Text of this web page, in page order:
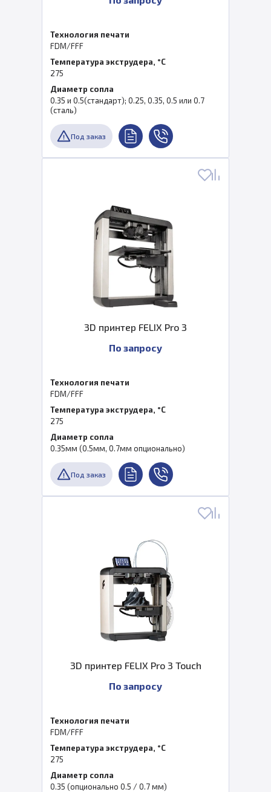
Технология печати
FDM/FFF
Температура экструдера, °C
275
Диаметр сопла
0.35 и 0.5(стандарт); 0.25, 0.35, 0.5 или 0.7
(сталь)
Под заказ
3D принтер FELIX Pro 3
По запросу
Технология печати
FDM/FFF
Температура экструдера, °C
275
Диаметр сопла
0.35мм (0.5мм, 0.7мм опционально)
Под заказ
3D принтер FELIX Pro 3 Touch
По запросу
Технология печати
FDM/FFF
Температура экструдера, °C
275
Диаметр сопла
0.35 (опционально 0.5 / 0.7 мм)